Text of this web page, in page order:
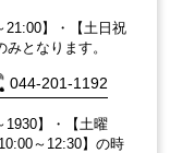
】・【土日祝
となります。
044-201-1192
】・【土曜
～12:30】の時